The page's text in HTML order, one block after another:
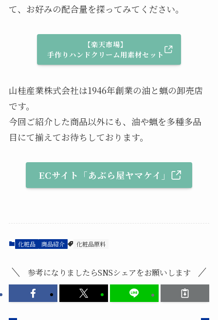
て、お好みの配合量を探ってみてください。
【楽天市場】
手作りハンドクリーム用素材セット
山桂産業株式会社は1946年創業の油と蝋の卸売店
です。
今回ご紹介した商品以外にも、油や蝋を多種多品
目にて揃えてお待ちしております。
ECサイト「あぶら屋ヤマケイ」
化粧品 商品紹介 化粧品原料
参考になりましたらSNSシェアをお願いします